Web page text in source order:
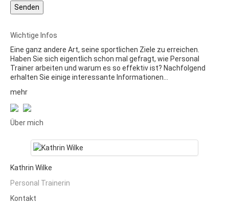
Wichtige Infos
Eine ganz andere Art, seine sportlichen Ziele zu erreichen.
Haben Sie sich eigentlich schon mal gefragt, wie Personal
Trainer arbeiten und warum es so effektiv ist? Nachfolgend
erhalten Sie einige interessante Informationen…
mehr
Über mich
Kathrin Wilke
Personal Trainerin
Kontakt